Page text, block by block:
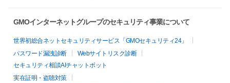
GMOインターネットグループのセキュリティ事業について
世界初総合ネットセキュリティサービス「GMOセキュリティ24」
パスワード漏洩診断
Webサイトリスク診断
セキュリティ相談AIチャットボット
実在証明・盗聴対策